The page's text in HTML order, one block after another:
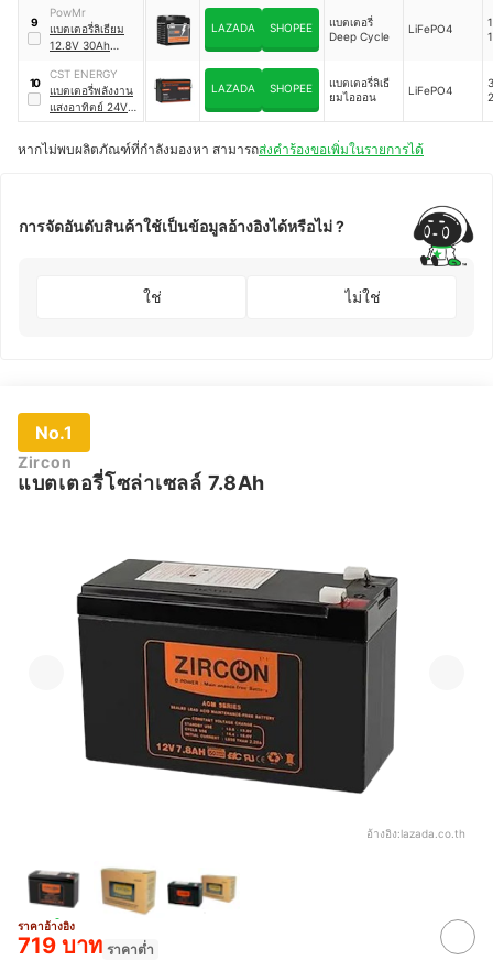
9
PowMr
แบตเตอรี่ลิเธียม
12.8V 30Ah
LAZADA SHOPEE
แบตเตอรี่
Deep Cycle
LiFePO4
10
CST ENERGY
แบตเตอรี่พลังงาน
แสงอาทิตย์ 24V
100AH ​​​​LiFePo4
LAZADA SHOPEE
แบตเตอรี่ลิเธี
ยมไอออน
LiFePO4
หากไม่พบผลิตภัณฑ์ที่กำลังมองหา สามารถส่งคำร้องขอเพิ่มในรายการได้
การจัดอันดับสินค้าใช้เป็นข้อมูลอ้างอิงได้หรือไม่ ?
ใช่ ไม่ใช่
No.1
Zircon
แบตเตอรี่โซล่าเซลล์ 7.8Ah
อ้างอิง:lazada.co.th
ราคาอ้างอิง
719 บาท ราคาต่ำ